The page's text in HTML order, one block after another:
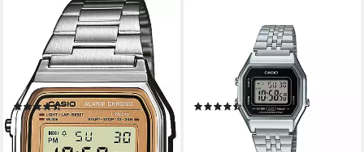
CASIO VINTAGE
Chronograph A158WEA-9EF,
Quarzuhr, Armbanduhr,
Damenuhr, Herrenuhr,
Digitaluhr,Edelstahlarmband
(134)
35,52 € UVP39,90 €
-11%
Chronograph LA680WEA-
1EF, Quarzuhr, Armbanduhr,
Damenuhr, Edelstahlarmband,
(544)
lieferbar - in 1-2 Werktagen bei dir